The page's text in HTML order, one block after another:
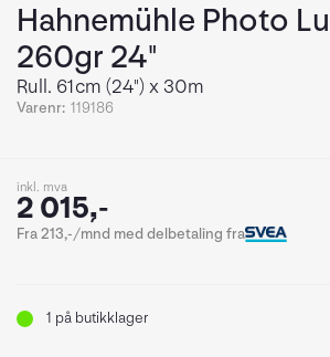
Hahnemühle Photo
260gr 24"
Rull. 61cm (24") x 30m
Varenr: 119186
inkl. mva
2 015,-
Fra 213,-/mnd med delbetaling fra
1 på butikklager